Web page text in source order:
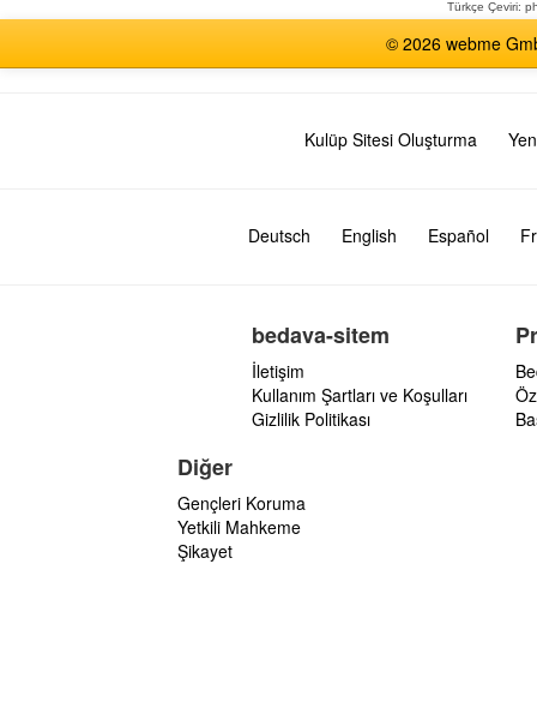
Türkçe Çeviri:
© 2026 webme
Kulüp Sitesi Oluşturma
Deutsch English Español
bedava-sitem
İletişim
Kullanım Şartları ve Koşulları
Gizlilik Politikası
Diğer
Gençleri Koruma
Yetkili Mahkeme
Şikayet